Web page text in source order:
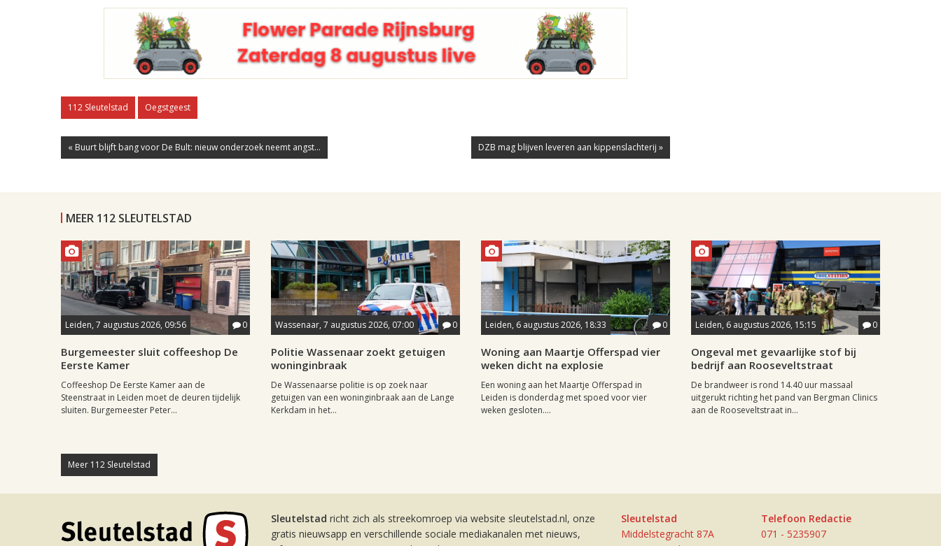
112 Sleutelstad Oegstgeest
« Buurt blijft bang voor De Bult: nieuw onderzoek neemt angst... DZB mag blijven leveren aan kippenslachterij »
MEER 112 SLEUTELSTAD
Leiden, 7 augustus 2026, 09:56 0
Burgemeester sluit coffeeshop De
Eerste Kamer
Coffeeshop De Eerste Kamer aan de
Steenstraat in Leiden moet de deuren tijdelijk
sluiten. Burgemeester Peter...
Wassenaar, 7 augustus 2026, 07:00 0
Politie Wassenaar zoekt getuigen
woninginbraak
De Wassenaarse politie is op zoek naar
getuigen van een woninginbraak aan de Lange
Kerkdam in het...
Leiden, 6 augustus 2026, 18:33 0
Woning aan Maartje Offerspad vier
weken dicht na explosie
Een woning aan het Maartje Offerspad in
Leiden is donderdag met spoed voor vier
weken gesloten....
Leiden, 6 augustus 2026, 15:15 0
Ongeval met gevaarlijke stof bij
bedrijf aan Rooseveltstraat
De brandweer is rond 14.40 uur massaal
uitgerukt richting het pand van Bergman Clinics
aan de Rooseveltstraat in...
Meer 112 Sleutelstad
Sleutelstad richt zich als streekomroep via website sleutelstad.nl, onze
gratis nieuwsapp en verschillende sociale mediakanalen met nieuws,
Sleutelstad
Middelstegracht 87A
Telefoon Redactie
071 - 5235907